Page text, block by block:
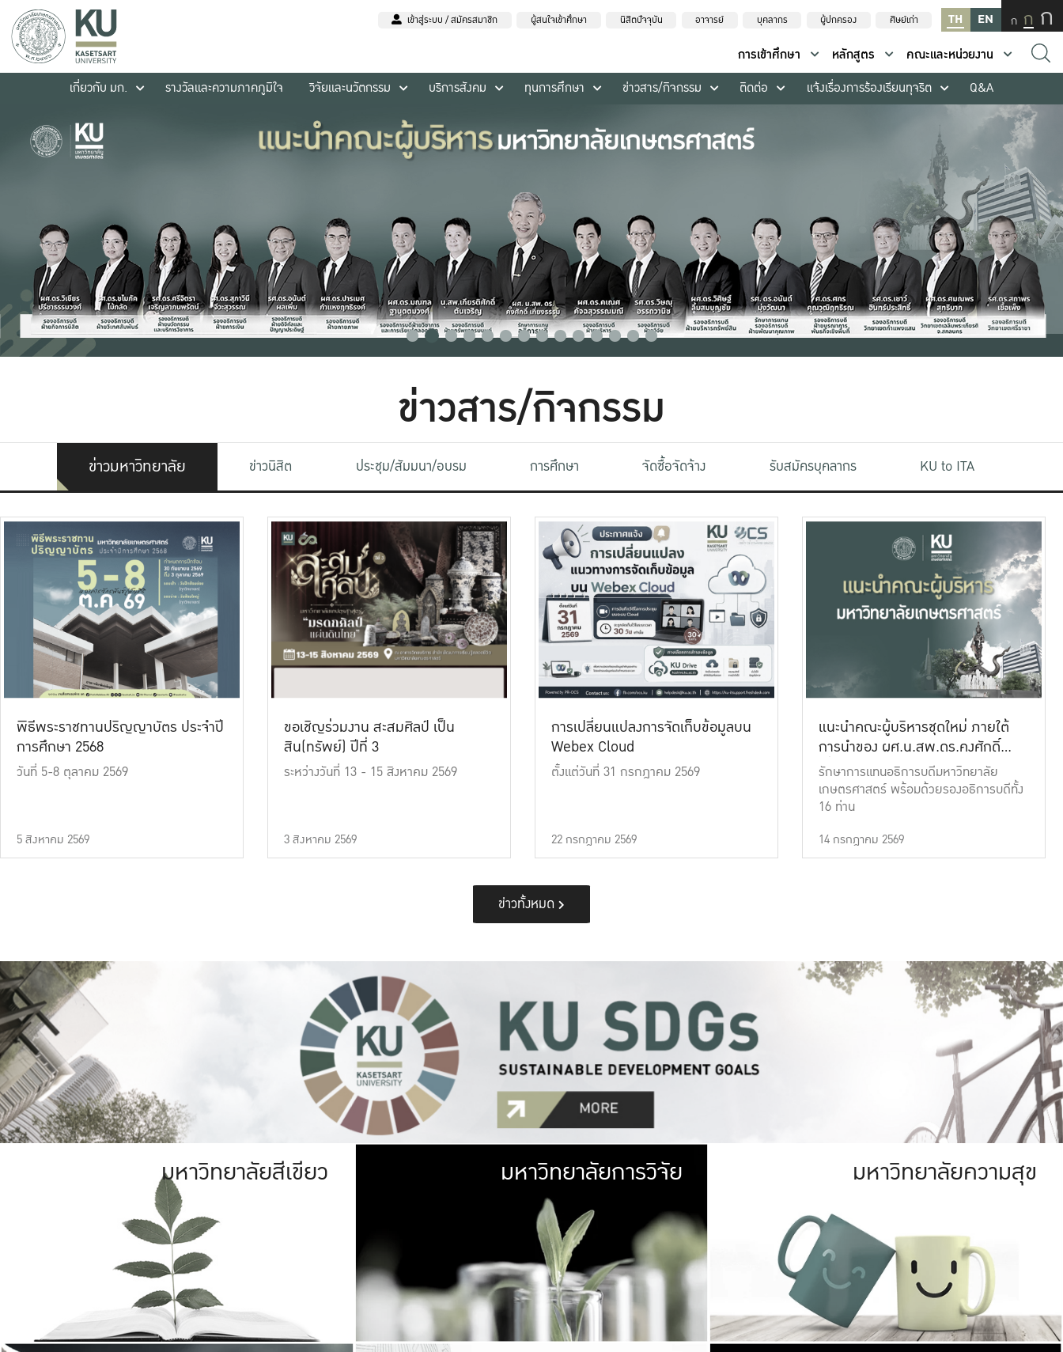
เข้าสู่ระบบ / สมัครสมาชิก ผู้สนใจเข้าศึกษา นิสิตปัจจุบัน อาจารย์ บุคลากร ผู้ปกครอง ศิษย์เก่า TH EN ก ก ก
การเข้าศึกษา หลักสูตร
คณะและหน่วยงาน
เกี่ยวกับ มก.
รางวัลและความภาคภูมิใจ วิจัยและนวัตกรรม บริการสังคม ทุนการศึกษา ข่าวสาร/กิจกรรม ติดต่อ แจ้งเรื่องการร้องเรียนทุจริต Q&A
ข่าวสาร/กิจกรรม
ข่าวมหาวิทยาลัย ข่าวนิสิต ประชุม/สัมมนา/อบรม การศึกษา จัดซื้อจัดจ้าง รับสมัครบุคลากร KU to ITA
พิธีพระราชทานปริญญาบัตร ประจำปี
การศึกษา 2568
วันที่ 5-8 ตุลาคม 2569
5 สิงหาคม 2569
ขอเชิญร่วมงาน สะสมศิลป์ เป็น
สิน(ทรัพย์) ปีที่ 3
ระหว่างวันที่ 13 - 15 สิงหาคม 2569
3 สิงหาคม 2569
การเปลี่ยนแปลงการจัดเก็บข้อมูลบน
Webex Cloud
ตั้งแต่วันที่ 31 กรกฎาคม 2569
22 กรกฎาคม 2569
แนะนำคณะผู้บริหารชุดใหม่ ภายใต้
การนำของ ผศ.น.สพ.ดร.คงศักดิ์
เที่ยงธรรม
รักษาการแทนอธิการบดีมหาวิทยาลัย
เกษตรศาสตร์ พร้อมด้วยรองอธิการบดีทั้ง
16 ท่าน
14 กรกฎาคม 2569
ข่าวทั้งหมด
มหาวิทยาลัยสีเขียว มหาวิทยาลัย
เกษตรศาสตร์ มีพื้นที่เขียวสดใส หนาแน่น
เป็นป่าในเมือง (URBAN FOREST)
เกษตรในเมือง (URBAN AGRICULTURE)
ที่นับรวมกันได้ประมาณ 1,400 ไร่
มหาวิทยาลัยการวิจัย มหาวิทยาลัย
ให้กับประชาชน
มหาวิทยาลัยความสุข